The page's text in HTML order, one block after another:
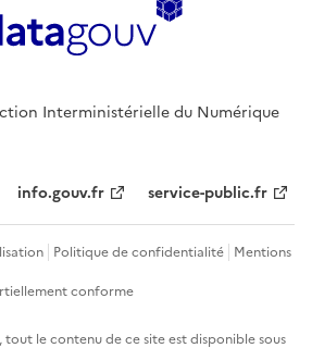
Interministérielle du Numérique
info.gouv.fr service-public.fr
Politique de confidentialité Mentions
conforme
le contenu de ce site est disponible sous